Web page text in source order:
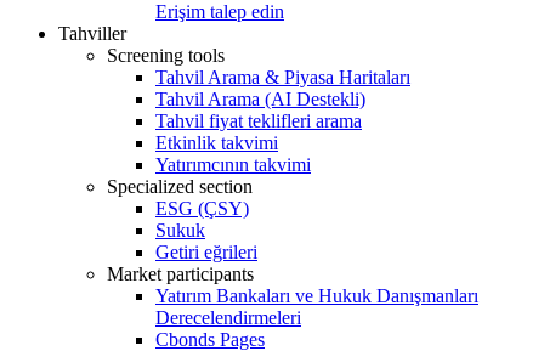
Erişim talep edin
Tahviller
Screening tools
Tahvil Arama & Piyasa Haritaları
Tahvil Arama (AI Destekli)
Tahvil fiyat teklifleri arama
Etkinlik takvimi
Yatırımcının takvimi
Specialized section
ESG (ÇSY)
Sukuk
Getiri eğrileri
Market participants
Yatırım Bankaları ve Hukuk Danışmanları
Derecelendirmeleri
Cbonds Pages